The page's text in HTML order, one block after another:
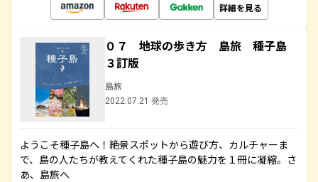
詳細を見る
０７ 地球の歩き方 島旅 種子島
３訂版
島旅
2022.07.21 発売
ようこそ種子島へ！絶景スポットから遊び方、カルチャーま
で、島の人たちが教えてくれた種子島の魅力を１冊に凝縮。さ
あ、島旅へ